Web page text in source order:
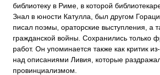
библиотеку в Риме, в которой
Знал в юности Катулла, был другом
писал поэмы, ораторские выступления, а
гражданской войны. Сохранились только
работ. Он упоминается также как критик
над описаниями Ливия, которые
провинциализмом.